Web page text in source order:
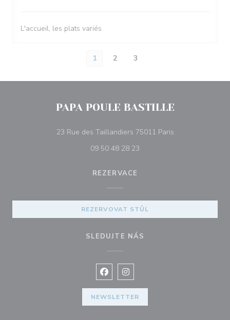
L'accueil, les plats variés
1 2 3
PAPA POULE BASTILLE
23 Rue des Taillandiers 75011 Paris((otevře se v
09 50 48 28 23
REZERVACE
REZERVOVAT STŮL
SLEDUJTE NÁS
Facebook ((otevře se v novém
Instagram ((otevře se v
NEWSLETTER